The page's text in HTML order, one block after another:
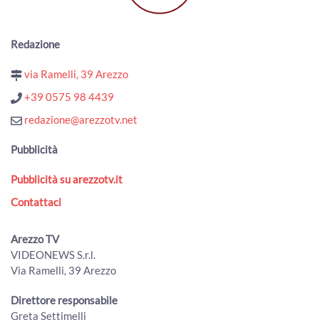
Redazione
via Ramelli, 39 Arezzo
+39 0575 98 4439
redazione@arezzotv.net
Pubblicità
Pubblicità su arezzotv.it
Contattaci
Arezzo TV
VIDEONEWS S.r.l.
Via Ramelli, 39 Arezzo
Direttore responsabile
Greta Settimelli